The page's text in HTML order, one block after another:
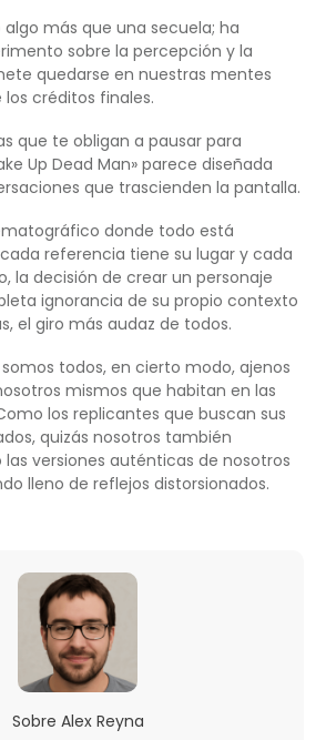
más que una secuela; ha
sobre la percepción y la
quedarse en nuestras mentes
créditos finales.
que te obligan a pausar para
Up Dead Man» parece diseñada
que trascienden la pantalla.
donde todo está
referencia tiene su lugar y cada
la decisión de crear un personaje
ignorancia de su propio contexto
el giro más audaz de todos.
todos, en cierto modo, ajenos
mismos que habitan en las
los replicantes que buscan sus
quizás nosotros también
versiones auténticas de nosotros
lleno de reflejos distorsionados.
Sobre Alex Reyna